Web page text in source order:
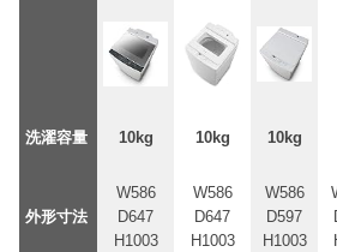
洗濯容量 10kg 10kg 10kg
外形寸法
W586
D647
H1003
W586
D647
H1003
W586
D597
H1003